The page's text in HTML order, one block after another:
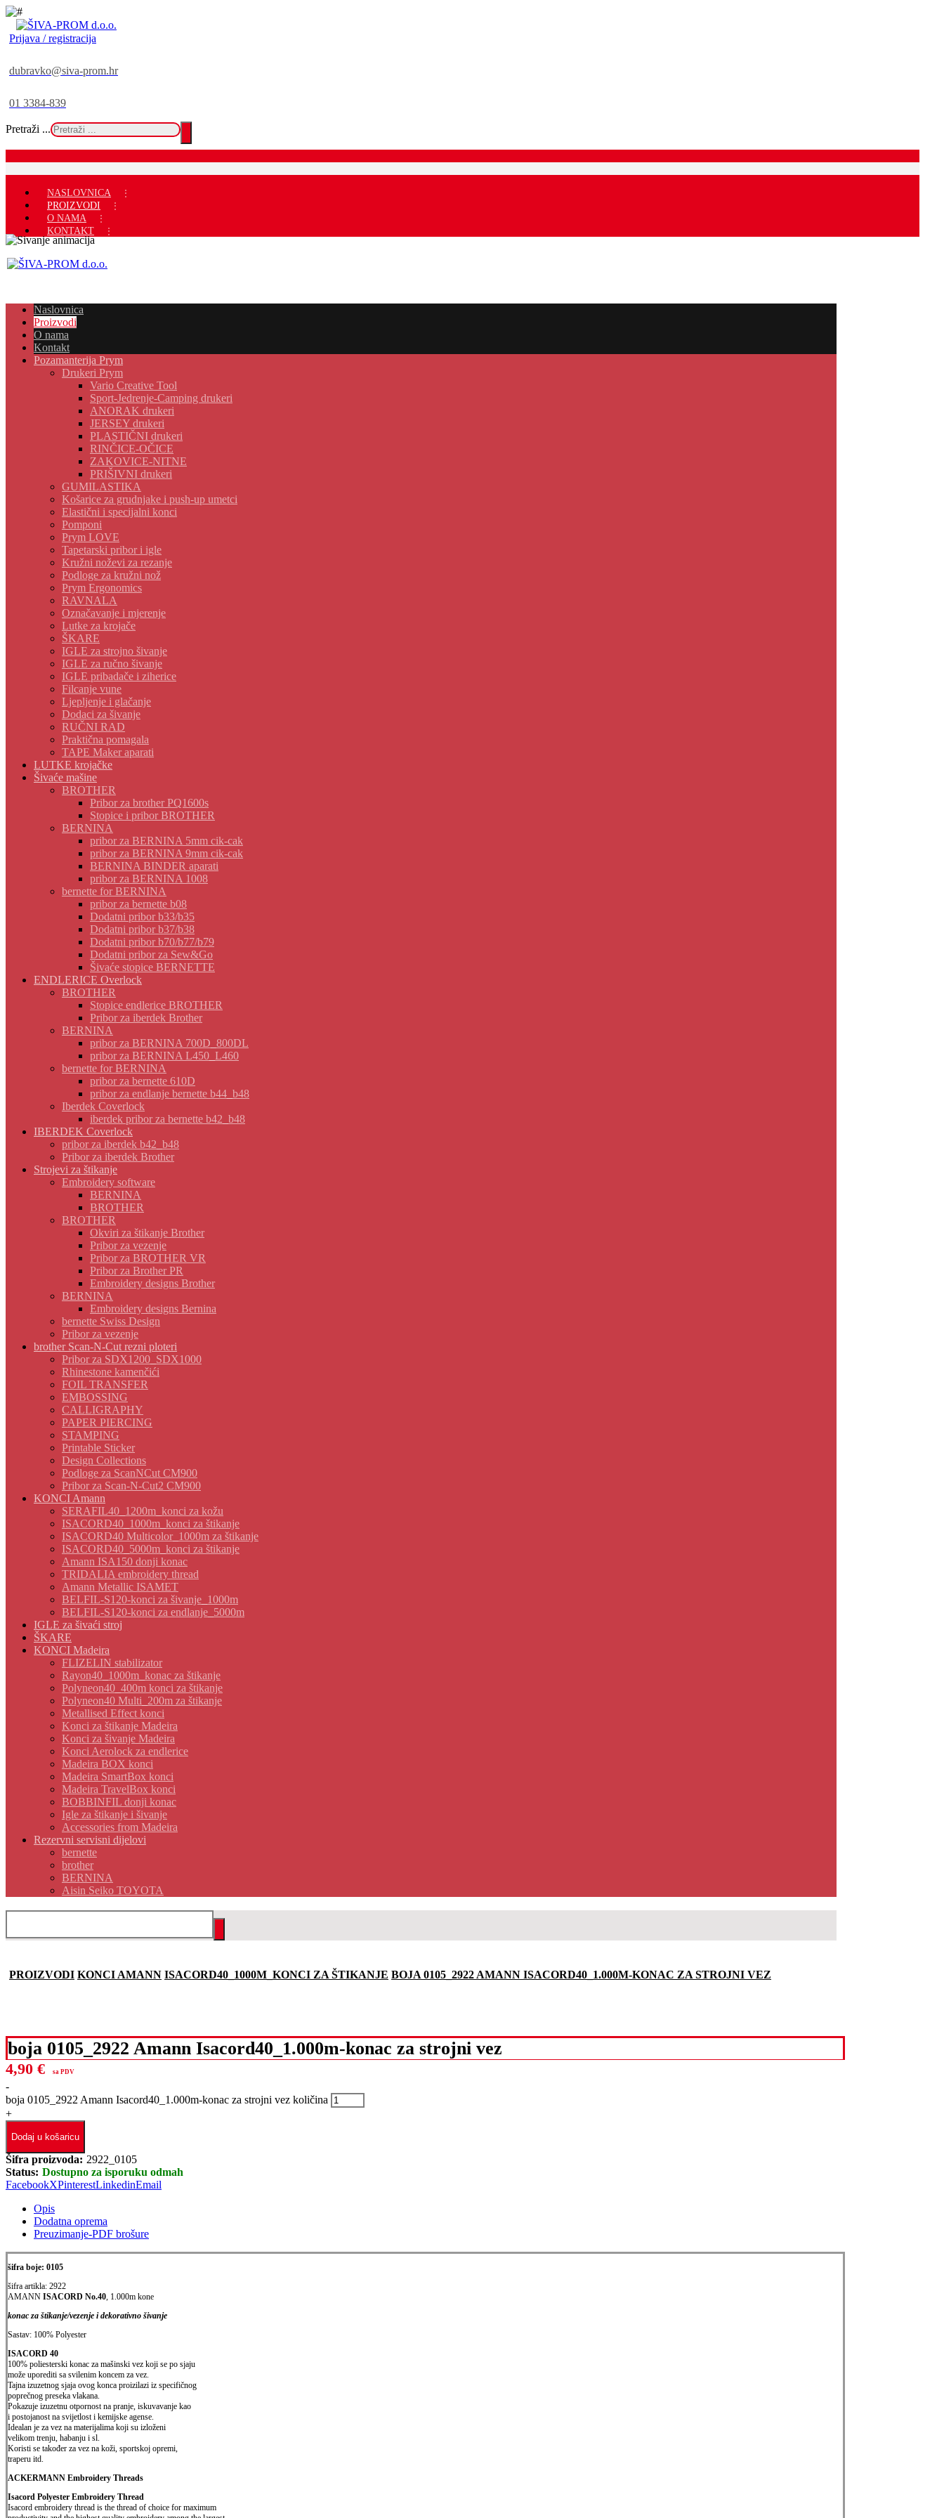
Prijava / registracija
dubravko@siva-prom.hr
01 3384-839
Pretraži ...
NASLOVNICA
PROIZVODI
O NAMA
KONTAKT
Naslovnica
Proizvodi
O nama
Kontakt
Pozamanterija Prym
Drukeri Prym
Vario Creative Tool
Sport-Jedrenje-Camping drukeri
ANORAK drukeri
JERSEY drukeri
PLASTIČNI drukeri
RINČICE-OČICE
ZAKOVICE-NITNE
PRIŠIVNI drukeri
GUMILASTIKA
Košarice za grudnjake i push-up umetci
Elastični i specijalni konci
Pomponi
Prym LOVE
Tapetarski pribor i igle
Kružni noževi za rezanje
Podloge za kružni nož
Prym Ergonomics
RAVNALA
Označavanje i mjerenje
Lutke za krojače
ŠKARE
IGLE za strojno šivanje
IGLE za ručno šivanje
IGLE pribadače i ziherice
Filcanje vune
Ljepljenje i glačanje
Dodaci za šivanje
RUČNI RAD
Praktična pomagala
TAPE Maker aparati
LUTKE krojačke
Šivaće mašine
BROTHER
Pribor za brother PQ1600s
Stopice i pribor BROTHER
BERNINA
pribor za BERNINA 5mm cik-cak
pribor za BERNINA 9mm cik-cak
BERNINA BINDER aparati
pribor za BERNINA 1008
bernette for BERNINA
pribor za bernette b08
Dodatni pribor b33/b35
Dodatni pribor b37/b38
Dodatni pribor b70/b77/b79
Dodatni pribor za Sew&Go
Šivaće stopice BERNETTE
ENDLERICE Overlock
BROTHER
Stopice endlerice BROTHER
Pribor za iberdek Brother
BERNINA
pribor za BERNINA 700D_800DL
pribor za BERNINA L450_L460
bernette for BERNINA
pribor za bernette 610D
pribor za endlanje bernette b44_b48
Iberdek Coverlock
iberdek pribor za bernette b42_b48
IBERDEK Coverlock
pribor za iberdek b42_b48
Pribor za iberdek Brother
Strojevi za štikanje
Embroidery software
BERNINA
BROTHER
BROTHER
Okviri za štikanje Brother
Pribor za vezenje
Pribor za BROTHER VR
Pribor za Brother PR
Embroidery designs Brother
BERNINA
Embroidery designs Bernina
bernette Swiss Design
Pribor za vezenje
brother Scan-N-Cut rezni ploteri
Pribor za SDX1200_SDX1000
Rhinestone kamenčići
FOIL TRANSFER
EMBOSSING
CALLIGRAPHY
PAPER PIERCING
STAMPING
Printable Sticker
Design Collections
Podloge za ScanNCut CM900
Pribor za Scan-N-Cut2 CM900
KONCI Amann
SERAFIL40_1200m_konci za kožu
ISACORD40_1000m_konci za štikanje
ISACORD40 Multicolor_1000m za štikanje
ISACORD40_5000m_konci za štikanje
Amann ISA150 donji konac
TRIDALIA embroidery thread
Amann Metallic ISAMET
BELFIL-S120-konci za šivanje_1000m
BELFIL-S120-konci za endlanje_5000m
IGLE za šivaći stroj
ŠKARE
KONCI Madeira
FLIZELIN stabilizator
Rayon40_1000m_konac za štikanje
Polyneon40_400m konci za štikanje
Polyneon40 Multi_200m za štikanje
Metallised Effect konci
Konci za štikanje Madeira
Konci za šivanje Madeira
Konci Aerolock za endlerice
Madeira BOX konci
Madeira SmartBox konci
Madeira TravelBox konci
BOBBINFIL donji konac
Igle za štikanje i šivanje
Accessories from Madeira
Rezervni servisni dijelovi
bernette
brother
BERNINA
Aisin Seiko TOYOTA
PROIZVODI KONCI AMANN ISACORD40_1000M_KONCI ZA ŠTIKANJE BOJA 0105_2922 AMANN ISACORD40_1.000M-KONAC ZA STROJNI VEZ
boja 0105_2922 Amann Isacord40_1.000m-konac za strojni vez
4,90 € sa PDV
-
boja 0105_2922 Amann Isacord40_1.000m-konac za strojni vez količina
+
Dodaj u košaricu
Šifra proizvoda: 2922_0105
Status: Dostupno za isporuku odmah
FacebookXPinterestLinkedinEmail
Opis
Dodatna oprema
Preuzimanje-PDF brošure
šifra boje: 0105
šifra artikla: 2922
AMANN ISACORD No.40 , 1.000m kone
konac za štikanje/vezenje i dekorativno šivanje
Sastav: 100% Polyester
ISACORD 40
100% poliesterski konac za mašinski vez koji se po sjaju
može uporediti sa svilenim koncem za vez.
Tajna izuzetnog sjaja ovog konca proizilazi iz specifičnog
poprečnog preseka vlakana.
Pokazuje izuzetnu otpornost na pranje, iskuvavanje kao
i postojanost na svijetlost i kemijske agense.
Idealan je za vez na materijalima koji su izloženi
velikom trenju, habanju i sl.
Koristi se također za vez na koži, sportskoj opremi,
traperu itd.
ACKERMANN Embroidery Threads
Isacord Polyester Embroidery Thread
Isacord embroidery thread is the thread of choice for maximum